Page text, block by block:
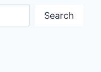
Search